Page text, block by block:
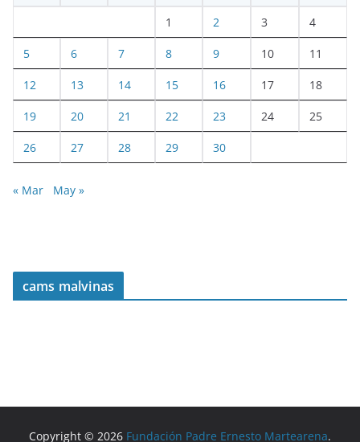
1 2 3 4
5 6 7 8 9 10 11
12 13 14 15 16 17 18
19 20 21 22 23 24 25
26 27 28 29 30
« Mar May »
cams malvinas
Copyright © 2026 Fundación Padre Ernesto Martearena.